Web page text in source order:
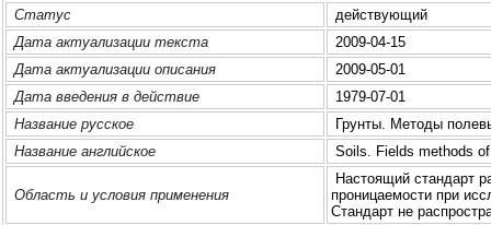
Статус
действующий
Дата актуализации текста
2009-04-15
Дата актуализации описания
2009-05-01
Дата введения в действие
1979-07-01
Название русское
Грунты. Методы
Название английское
Soils. Fields methods
Область и условия применения
Настоящий стандарт
пpoницаемости при
Стандарт не